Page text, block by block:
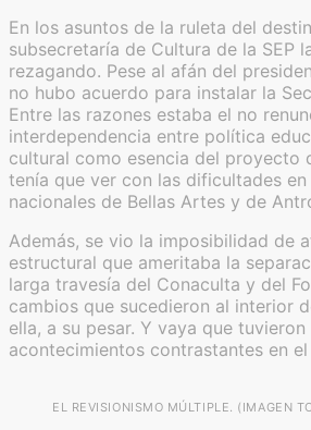
En los asuntos de la ruleta del
subsecretaría de Cultura de la SEP
rezagando. Pese al afán del
no hubo acuerdo para instalar la
Entre las razones estaba el no
interdependencia entre política
cultural como esencia del proyecto
tenía que ver con las dificultades
nacionales de Bellas Artes y de
Además, se vio la imposibilidad de
estructural que ameritaba la
larga travesía del Conaculta y del
cambios que sucedieron al interior
ella, a su pesar. Y vaya que tuvieron
acontecimientos contrastantes en
EL REVISIONISMO MÚLTIPLE. (IMAGEN